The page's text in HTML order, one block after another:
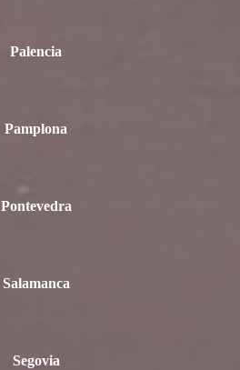
Palencia
Pamplona
Pontevedra
Salamanca
Segovia